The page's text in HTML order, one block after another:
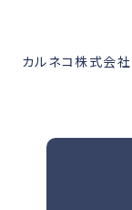
カルネコ株式会